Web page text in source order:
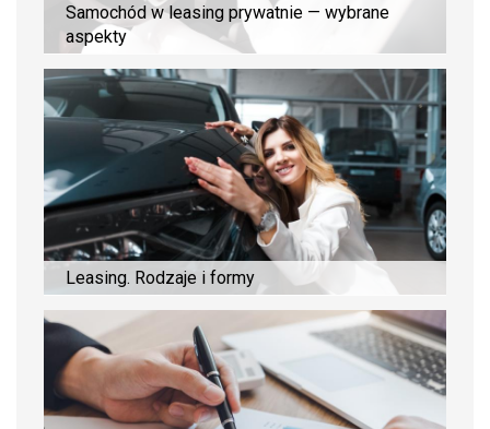
Samochód w leasing prywatnie — wybrane
aspekty
Leasing. Rodzaje i formy